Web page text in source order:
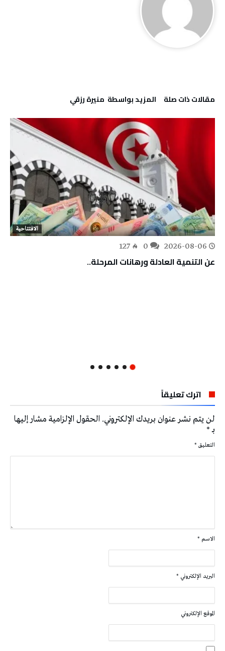
‫مقالات ذات صلة‬ ‫‫المزيد بواسطة‬ ‬ منيرة‭ ‬رزقي
الافتتاحية
2026-08-06
127
عن التنمية العادلة ورهانات المرحلة..
اترك تعليقاً
لن يتم نشر عنوان بريدك الإلكتروني. الحقول الإلزامية مشار إليها
بـ*
التعليق *
الاسم *
البريد الإلكتروني *
الموقع الإلكتروني